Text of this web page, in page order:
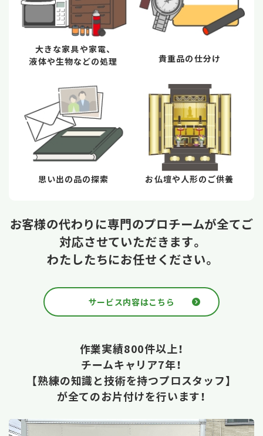
大きな家具や家電、
液体や生物などの処理
貴重品の仕分け
思い出の品の探索 お仏壇や人形のご供養
お客様の代わりに専門のプロチームが全てご
対応させていただきます。
わたしたちにお任せください。
サービス内容はこちら
作業実績800件以上！
チームキャリア7年！
【熟練の知識と技術を持つプロスタッフ】
が全てのお片付けを行います！